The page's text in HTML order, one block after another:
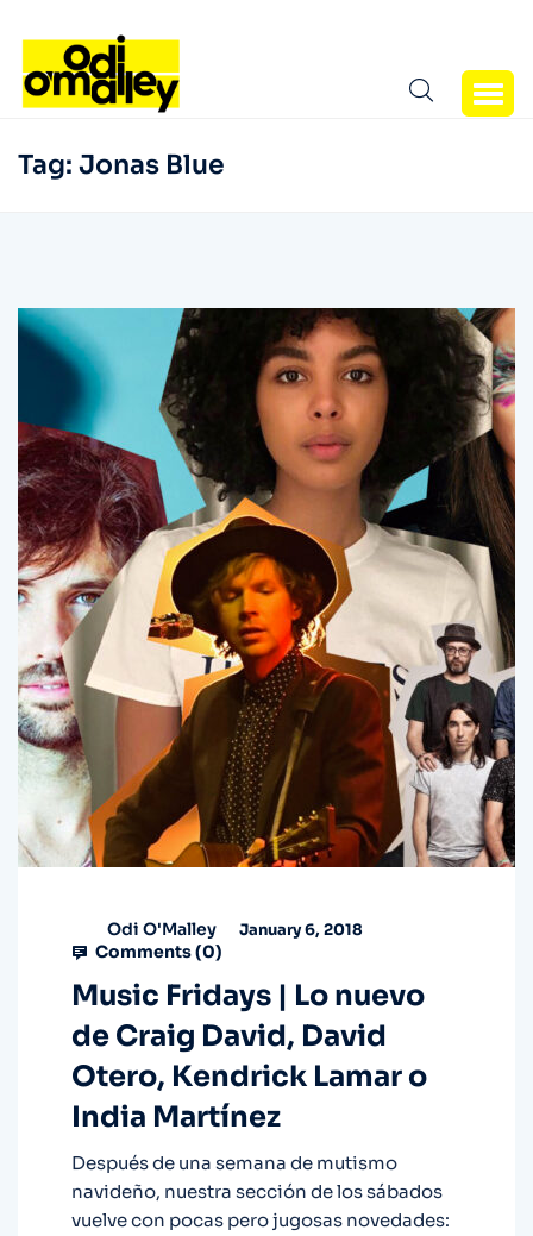
Tag: Jonas Blue
Odi O'Malley January 6, 2018
Comments (0)
Music Fridays | Lo nuevo
de Craig David, David
Otero, Kendrick Lamar o
India Martínez
Después de una semana de mutismo
navideño, nuestra sección de los sábados
vuelve con pocas pero jugosas novedades: